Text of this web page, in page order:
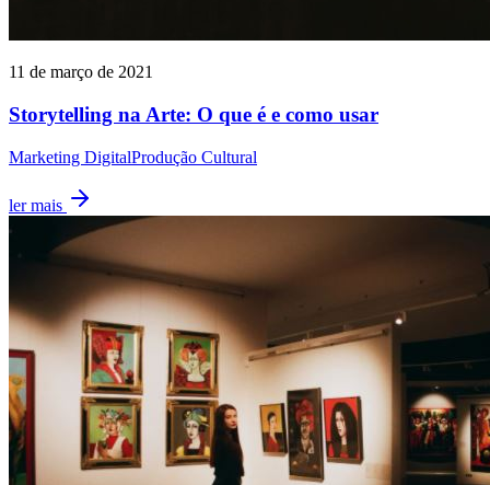
11 de março de 2021
Storytelling na Arte: O que é e como usar
Marketing DigitalProdução Cultural
ler mais